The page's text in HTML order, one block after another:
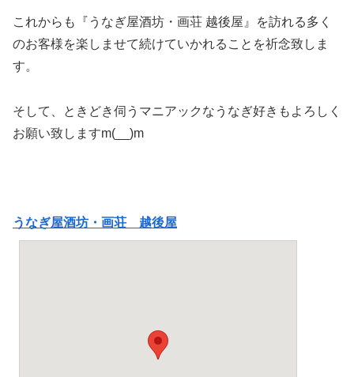
これからも『うなぎ屋酒坊・画荘 越後屋』を訪れる多く
のお客様を楽しませて続けていかれることを祈念致しま
す。
そして、ときどき伺うマニアックなうなぎ好きもよろしく
お願い致しますm(__)m
うなぎ屋酒坊・画荘 越後屋